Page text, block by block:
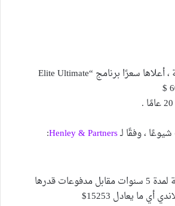
هناك سبع باقات مختلفة ، أعلاها سعرًا برنامج “Elite Ultimate
Henley & Partners
:
وهي تأشيرة إقامة لمدة 5 سنوات مقابل مدفوعات قدرها